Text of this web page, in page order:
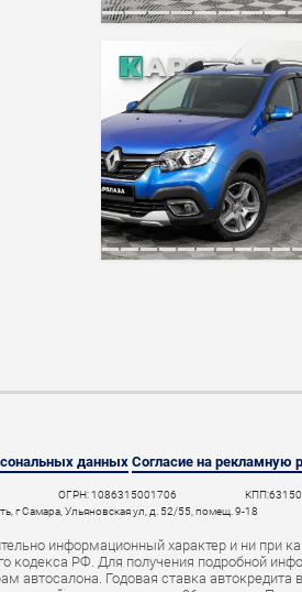
данных Согласие на рекламную
ОГРН: 1086315001706
г Самара, Ульяновская ул, д. 52/55, помещ. 9-18
информационный характер и ни при
кодекса РФ. Для получения подробной
автосалона. Годовая ставка автокредита